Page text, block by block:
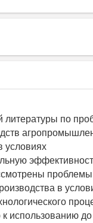
литературы по
условиях
проблемы
в
к использованию до